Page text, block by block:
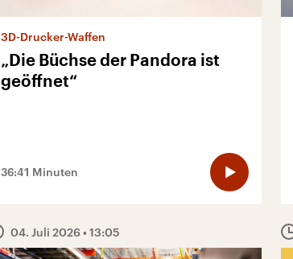
3D-Drucker-Waffen
„Die Büchse der Pandora ist
geöffnet“
36:41 Minuten
04. Juli 2026• 13:05